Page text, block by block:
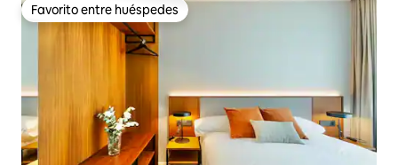
Favorito entre huéspedes
Favorito entre huéspedes